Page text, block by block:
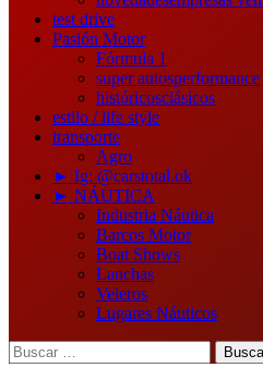
test drive
Pasión Motor
Fórmula 1
super autosperformance
históricosclásicos
estilo / life style
transporte
Agro
► Ig: @carstotal.ok
► NÁUTICA
Industria Náutica
Barcos Motor
Boat Shows
Lanchas
Veleros
Lugares Náuticos
Buscar: